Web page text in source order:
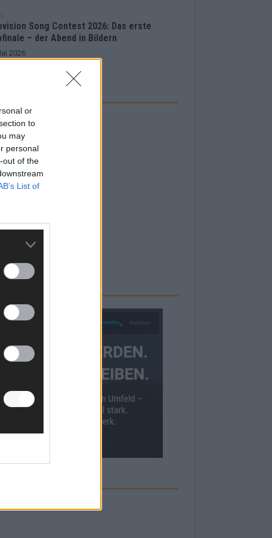
or
to
may
personal
out of the
List of
Song Contest 2026: Das erste
– der Abend in Bildern
2026